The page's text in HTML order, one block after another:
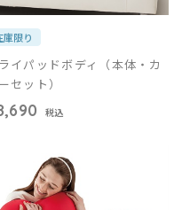
庫限り
イパッドボディ（本体・カ
セット）
税込